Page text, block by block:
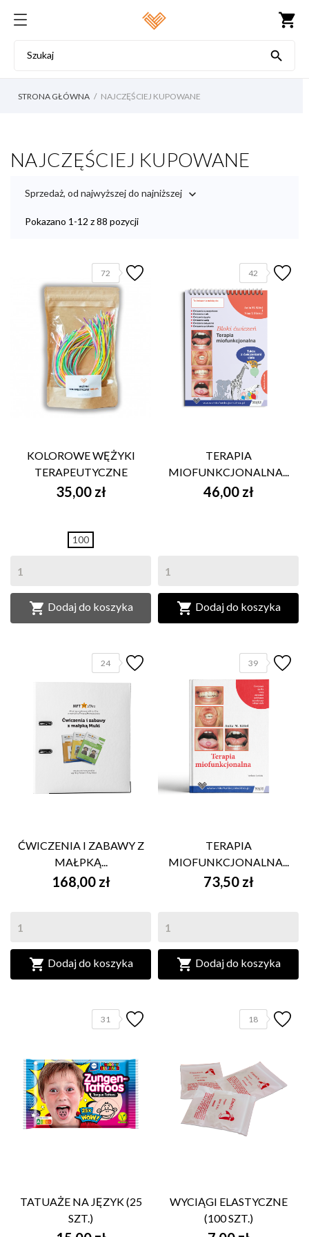
shopping_cart

STRONA GŁÓWNA NAJCZĘŚCIEJ KUPOWANE
NAJCZĘŚCIEJ KUPOWANE
Sprzedaż, od najwyższej do najniższej 
Pokazano 1-12 z 88 pozycji
72
KOLOROWE WĘŻYKI
TERAPEUTYCZNE
35,00 zł
100
 Dodaj do koszyka
42
TERAPIA
MIOFUNKCJONALNA...
46,00 zł
 Dodaj do koszyka
24
ĆWICZENIA I ZABAWY Z
MAŁPKĄ...
168,00 zł
 Dodaj do koszyka
39
TERAPIA
MIOFUNKCJONALNA...
73,50 zł
 Dodaj do koszyka
31
TATUAŻE NA JĘZYK (25
SZT.)
18
WYCIĄGI ELASTYCZNE
(100 SZT.)